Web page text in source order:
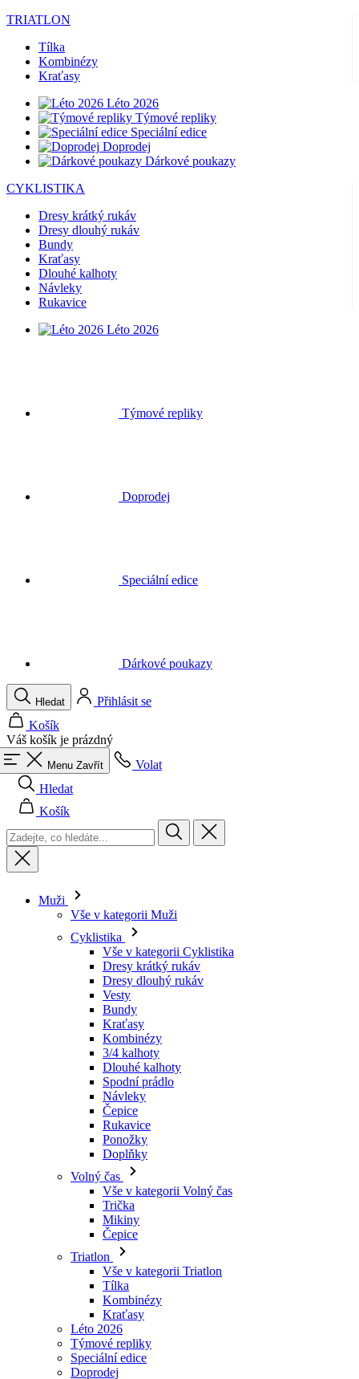
TRIATLON
Tílka
Kombinézy
Kraťasy
Léto 2026
Týmové repliky
Speciální edice
Doprodej
Dárkové poukazy
CYKLISTIKA
Dresy krátký rukáv
Dresy dlouhý rukáv
Bundy
Kraťasy
Dlouhé kalhoty
Návleky
Rukavice
Léto 2026
Váš košík je prázdný
Menu Zavřít
Volat
Hledat
Košík
Muži
Vše v kategorii Muži
Dresy dlouhý rukáv
Vesty
Bundy
Kraťasy
Kombinézy
3/4 kalhoty
Dlouhé kalhoty
Spodní prádlo
Návleky
Čepice
Rukavice
Ponožky
Doplňky
Volný čas
Vše v kategorii Volný čas
Trička
Mikiny
Čepice
Triatlon
Vše v kategorii Triatlon
Tílka
Kombinézy
Kraťasy
Léto 2026
Týmové repliky
Speciální edice
Doprodej
Dárkové poukazy
Ženy
Vše v kategorii Ženy